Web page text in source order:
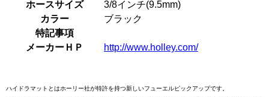
ホースサイズ
3/8インチ(9.5mm)
カラー
ブラック
特記事項
メーカーＨＰ
http://www.holley.com/
ハイドラマットとはホーリー社が特許を持つ新しいフューエルピックアップです。